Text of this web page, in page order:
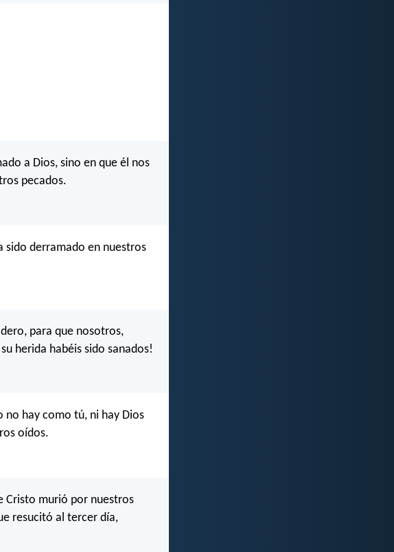
a Dios, sino en que él nos
pecados.
sido derramado en nuestros
para que nosotros,
herida habéis sido sanados!
no hay como tú, ni hay Dios
oídos.
Cristo murió por nuestros
resucitó al tercer día,